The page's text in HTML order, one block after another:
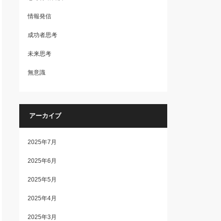
情報発信
成功者思考
未来思考
無意識
アーカイブ
2025年7月
2025年6月
2025年5月
2025年4月
2025年3月